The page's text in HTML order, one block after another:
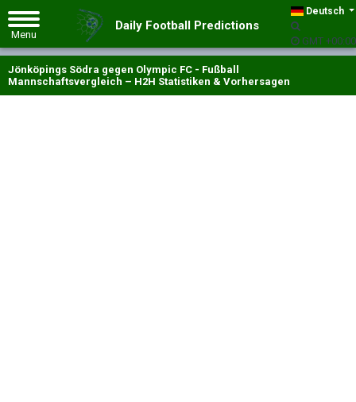
Deutsch
GMT +00:00
Daily Football Predictions
Jönköpings Södra gegen Olympic FC - Fußball
Mannschaftsvergleich – H2H Statistiken & Vorhersagen